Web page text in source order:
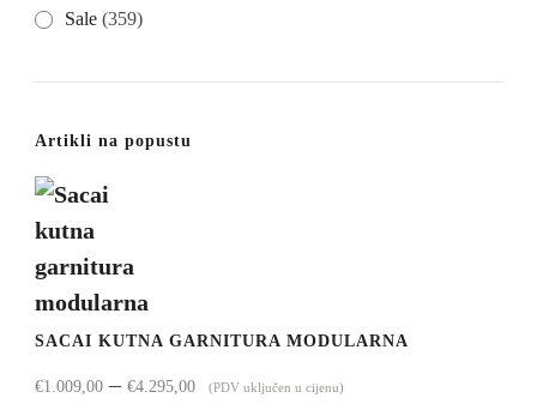
Sale (359)
Artikli na popustu
SACAI KUTNA GARNITURA MODULARNA
€1.009,00 – €4.295,00Raspon
(PDV uključen u cijenu)